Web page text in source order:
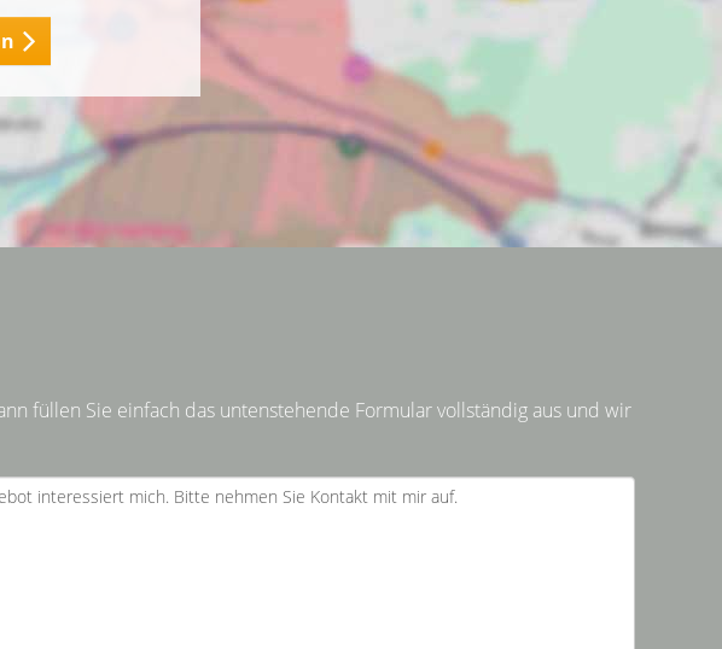
füllen Sie einfach das untenstehende Formular vollständig aus und wir